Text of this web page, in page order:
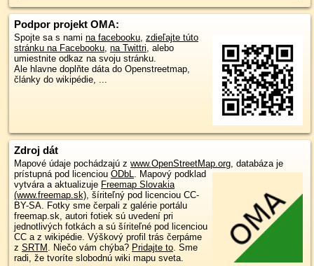
Podpor projekt OMA:
Spojte sa s nami na facebooku, zdieľajte túto
stránku na Facebooku, na Twittri, alebo
umiestnite odkaz na svoju stránku.
Ale hlavne doplňte dáta do Openstreetmap,
články do wikipédie, ...
Zdroj dát
Mapové údaje pochádzajú z www.OpenStreetMap.org, databáza je
prístupná pod licenciou ODbL. Mapový podklad
vytvára a aktualizuje Freemap Slovakia
(www.freemap.sk), šíriteľný pod licenciou CC-
BY-SA. Fotky sme čerpali z galérie portálu
freemap.sk, autori fotiek sú uvedení pri
jednotlivých fotkách a sú šíriteľné pod licenciou
CC a z wikipédie. Výškový profil trás čerpáme
z SRTM . Niečo vám chýba? Pridajte to. Sme
radi, že tvoríte slobodnú wiki mapu sveta.